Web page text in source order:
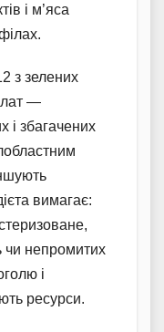
і м’яса
з зелених
—
і збагачених
вимагає:
чи непромитих
і
ресурси.